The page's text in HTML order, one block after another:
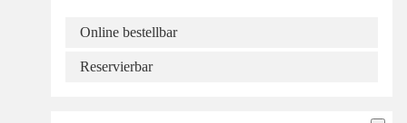
Online bestellbar
Reservierbar